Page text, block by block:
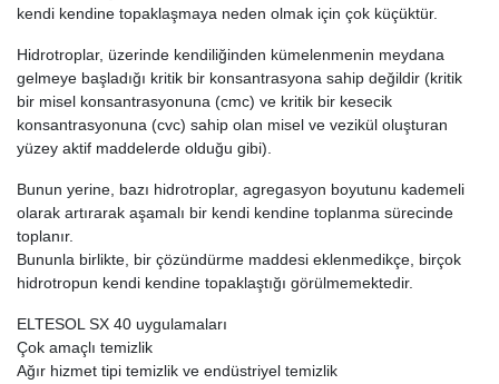
kendi kendine topaklaşmaya neden olmak için çok küçüktür.
Hidrotroplar, üzerinde kendiliğinden kümelenmenin meydana
gelmeye başladığı kritik bir konsantrasyona sahip değildir (kritik
bir misel konsantrasyonuna (cmc) ve kritik bir kesecik
konsantrasyonuna (cvc) sahip olan misel ve vezikül oluşturan
yüzey aktif maddelerde olduğu gibi).
Bunun yerine, bazı hidrotroplar, agregasyon boyutunu kademeli
olarak artırarak aşamalı bir kendi kendine toplanma sürecinde
toplanır.
Bununla birlikte, bir çözündürme maddesi eklenmedikçe, birçok
hidrotropun kendi kendine topaklaştığı görülmemektedir.
ELTESOL SX 40 uygulamaları
Çok amaçlı temizlik
Ağır hizmet tipi temizlik ve endüstriyel temizlik